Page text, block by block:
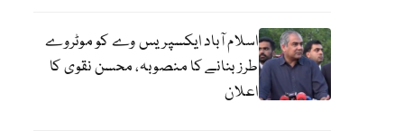
اسلام آباد ایکسپریس وے کو موٹروے
طرز بنانے کا منصوبہ، محسن نقوی کا
اعلان